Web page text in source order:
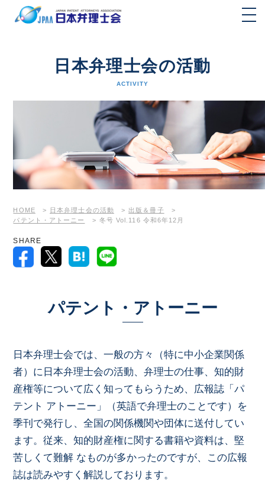
日本弁理士会の活動
ACTIVITY
HOME > 日本弁理士会の活動 > 出版＆冊子
>
パテント・アトーニー
> 冬号 Vol.116 令和6年12月
SHARE
パテント・アトーニー
日本弁理士会では、一般の方々（特に中小企業関係
者）に日本弁理士会の活動、弁理士の仕事、知的財
産権等について広く知ってもらうため、広報誌「パ
テント アトーニー」（英語で弁理士のことです）を
季刊で発行し、全国の関係機関や団体に送付してい
ます。従来、知的財産権に関する書籍や資料は、堅
苦しくて難解 なものが多かったのですが、この広報
誌は読みやすく解説しております。